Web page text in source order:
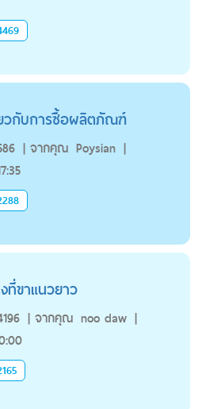
วกับการซื้อผลิตภัณฑ์
| จากคุณ Poysian |
ที่ขาแนวยาว
| จากคุณ noo daw |